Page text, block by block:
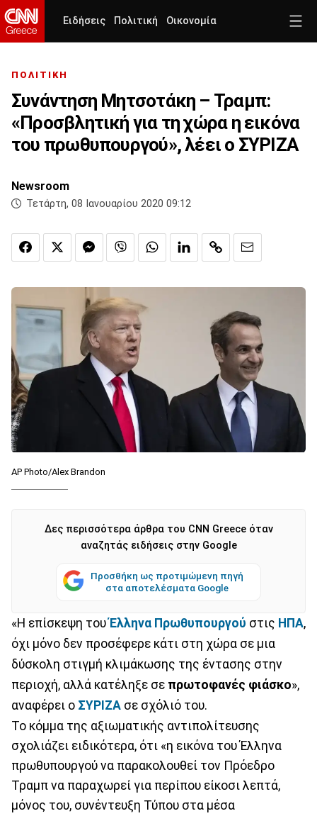
Ειδήσεις Πολιτική Οικονομία
ΠΟΛΙΤΙΚΗ
Συνάντηση Μητσοτάκη – Τραμπ:
«Προσβλητική για τη χώρα η εικόνα
του πρωθυπουργού», λέει ο ΣΥΡΙΖΑ
Newsroom
Τετάρτη, 08 Ιανουαρίου 2020 09:12
AP Photo/Alex Brandon
Δες περισσότερα άρθρα του CNN Greece όταν
αναζητάς ειδήσεις στην Google
Προσθήκη ως προτιμώμενη πηγή
στα αποτελέσματα Google
«Η επίσκεψη τουΈλληνα Πρωθυπουργού στις ΗΠΑ,
όχι μόνο δεν προσέφερε κάτι στη χώρα σε μια
δύσκολη στιγμή κλιμάκωσης της έντασης στην
περιοχή, αλλά κατέληξε σε πρωτοφανές φιάσκο»,
αναφέρει ο ΣΥΡΙΖΑ σε σχόλιό του.
Το κόμμα της αξιωματικής αντιπολίτευσης
σχολιάζει ειδικότερα, ότι «η εικόνα του Έλληνα
πρωθυπουργού να παρακολουθεί τον Πρόεδρο
Τραμπ να παραχωρεί για περίπου είκοσι λεπτά,
μόνος του, συνέντευξη Τύπου στα μέσα